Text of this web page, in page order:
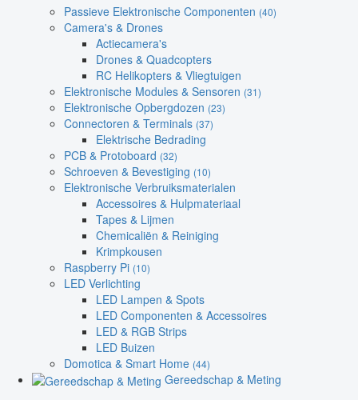
Passieve Elektronische Componenten (40)
Camera's & Drones
Actiecamera's
Drones & Quadcopters
RC Helikopters & Vliegtuigen
Elektronische Modules & Sensoren (31)
Elektronische Opbergdozen (23)
Connectoren & Terminals (37)
Elektrische Bedrading
PCB & Protoboard (32)
Schroeven & Bevestiging (10)
Elektronische Verbruiksmaterialen
Accessoires & Hulpmateriaal
Tapes & Lijmen
Chemicaliën & Reiniging
Krimpkousen
Raspberry Pi (10)
LED Verlichting
LED Lampen & Spots
LED Componenten & Accessoires
LED & RGB Strips
LED Buizen
Domotica & Smart Home (44)
Gereedschap & Meting